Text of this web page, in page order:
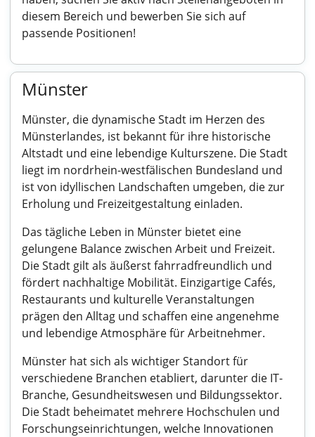
diesem Bereich und bewerben Sie sich auf
passende Positionen!
Münster
Münster, die dynamische Stadt im Herzen des
Münsterlandes, ist bekannt für ihre historische
Altstadt und eine lebendige Kulturszene. Die Stadt
liegt im nordrhein-westfälischen Bundesland und
ist von idyllischen Landschaften umgeben, die zur
Erholung und Freizeitgestaltung einladen.
Das tägliche Leben in Münster bietet eine
gelungene Balance zwischen Arbeit und Freizeit.
Die Stadt gilt als äußerst fahrradfreundlich und
fördert nachhaltige Mobilität. Einzigartige Cafés,
Restaurants und kulturelle Veranstaltungen
prägen den Alltag und schaffen eine angenehme
und lebendige Atmosphäre für Arbeitnehmer.
Münster hat sich als wichtiger Standort für
verschiedene Branchen etabliert, darunter die IT-
Branche, Gesundheitswesen und Bildungssektor.
Die Stadt beheimatet mehrere Hochschulen und
Forschungseinrichtungen, welche Innovationen